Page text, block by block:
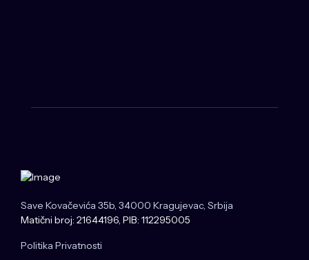
Save Kovačevića 35b, 34000 Kragujevac, Srbija
Matični broj: 21644196, PIB: 112295005
Politika Privatnosti